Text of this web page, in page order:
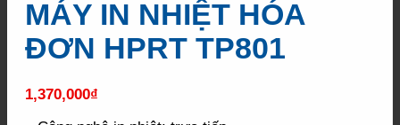
MÁY IN NHIỆT HÓA
ĐƠN HPRT TP801
1,370,000₫